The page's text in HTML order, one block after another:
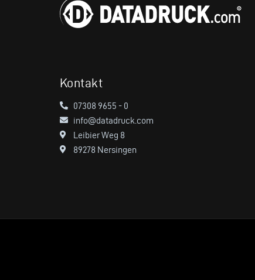
Kontakt
07308 9655 - 0
info@datadruck.com
Leibier Weg 8
89278 Nersingen